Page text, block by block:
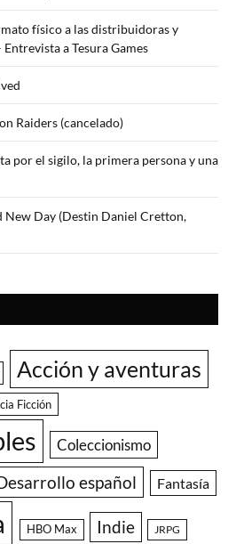
físico a las distribuidoras y
a Tesura Games
Raiders (cancelado)
por el sigilo, la primera persona y una
Day (Destin Daniel Cretton,
Acción y aventuras
Ficción
Coleccionismo
español Fantasía
HBO Max Indie JRPG